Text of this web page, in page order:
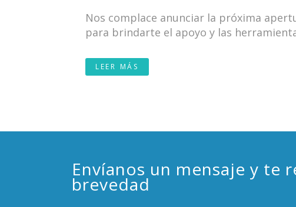
Nos complace anunciar la próxima
para brindarte el apoyo y las
LEER MÁS
Envíanos un mensaje y te
brevedad